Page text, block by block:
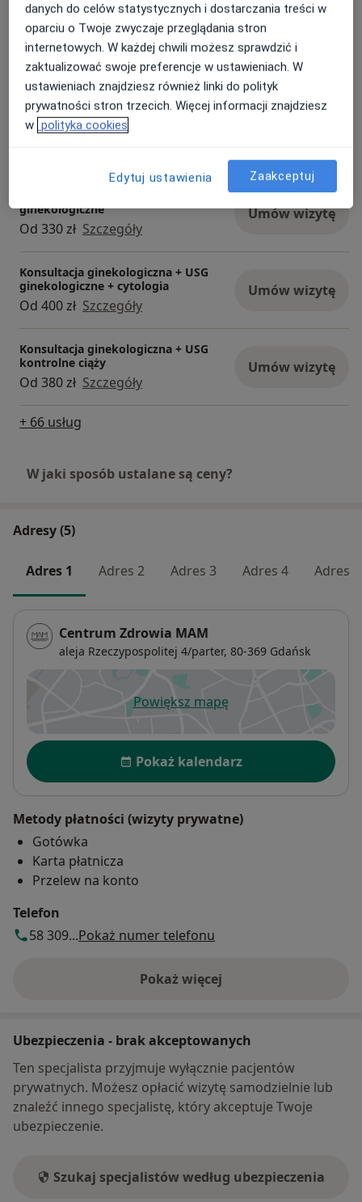
Usługi i ceny
Konsultacja ginekologiczna
Od 250 zł Szczegóły Umów wizytę
Pakiet cytologia LBC + Chlamydia w
czasie wizyty ginekologicznej
ginekologiczne
Od 330 zł Szczegóły
Umów wizytę
Konsultacja ginekologiczna + USG
ginekologiczne + cytologia
Od 400 zł Szczegóły
Umów wizytę
Konsultacja ginekologiczna + USG
kontrolne ciąży
Od 380 zł Szczegóły
Umów wizytę
+ 66 usług
W jaki sposób ustalane są ceny?
Adresy (5)
Adres 1 Adres 2 Adres 3 Adres 4 Adres 5
Centrum Zdrowia MAM
aleja Rzeczypospolitej 4/parter, 80-369 Gdańsk
Powiększ mapęotwiera się w nowej karcie
Dostępność
Pokaż kalendarz
Metody płatności (wizyty prywatne)
Gotówka
Karta płatnicza
Przelew na konto
Telefon
58 309...Pokaż numer telefonu
Pokaż więcej
o adresie
Ubezpieczenia - brak akceptowanych
Ten specjalista przyjmuje wyłącznie pacjentów
prywatnych. Możesz opłacić wizytę samodzielnie lub
znaleźć innego specjalistę, który akceptuje Twoje
ubezpieczenie.
Szukaj specjalistów według ubezpieczenia
danych do celów statystycznych i dostarczania treści w
oparciu o Twoje zwyczaje przeglądania stron
internetowych. W każdej chwili możesz sprawdzić i
zaktualizować swoje preferencje w ustawieniach. W
ustawieniach znajdziesz również linki do polityk
prywatności stron trzecich. Więcej informacji znajdziesz
w polityka cookies
Edytuj ustawienia Zaakceptuj